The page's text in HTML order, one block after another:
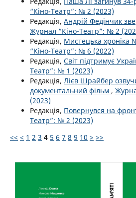
“Кіно-Театр”: № 2 (2023)
Редакція, Андрій Федінчик
Журнал “Кіно-Театр”: № 2
Редакція, Мистецька хроніка
“Кіно-Театр”: № 6 (2022)
Редакція, Світ підтримує
Театр”: № 1 (2023)
Редакція, Лієв Шрайбер
документальний фільм ,
(2023)
Редакція, Повернувся на
Театр”: № 2 (2023)
<< < 1 2 3 4 5 6 7 8 9 10 > >>